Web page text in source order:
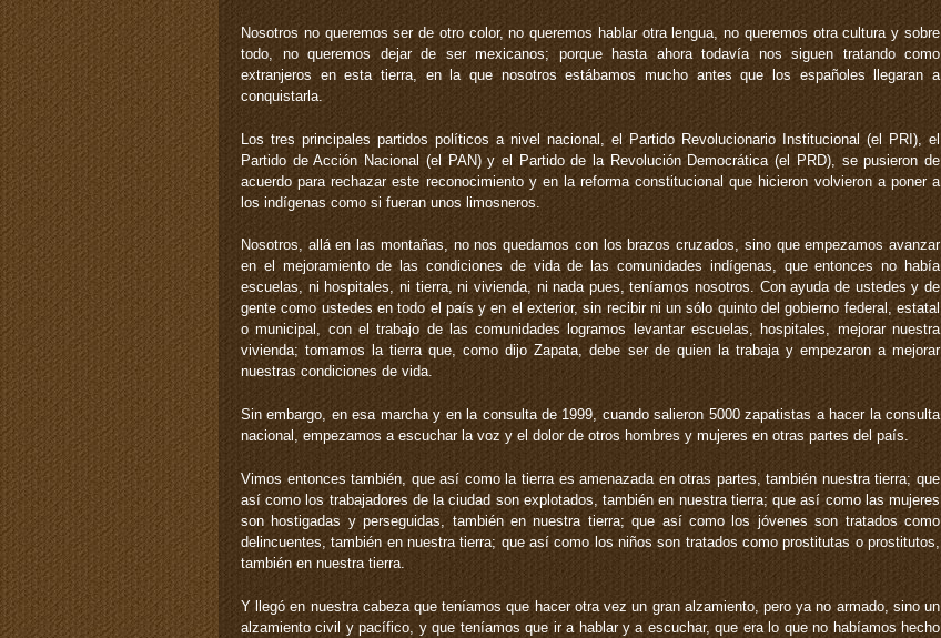
Nosotros no queremos ser de otro color, no queremos hablar otra lengua, no queremos otra cultura y sobre
todo, no queremos dejar de ser mexicanos; porque hasta ahora todavía nos siguen tratando como
extranjeros en esta tierra, en la que nosotros estábamos mucho antes que los españoles llegaran a
conquistarla.
Los tres principales partidos políticos a nivel nacional, el Partido Revolucionario Institucional (el PRI), el
Partido de Acción Nacional (el PAN) y el Partido de la Revolución Democrática (el PRD), se pusieron de
acuerdo para rechazar este reconocimiento y en la reforma constitucional que hicieron volvieron a poner a
los indígenas como si fueran unos limosneros.
Nosotros, allá en las montañas, no nos quedamos con los brazos cruzados, sino que empezamos avanzar
en el mejoramiento de las condiciones de vida de las comunidades indígenas, que entonces no había
escuelas, ni hospitales, ni tierra, ni vivienda, ni nada pues, teníamos nosotros. Con ayuda de ustedes y de
gente como ustedes en todo el país y en el exterior, sin recibir ni un sólo quinto del gobierno federal, estatal
o municipal, con el trabajo de las comunidades logramos levantar escuelas, hospitales, mejorar nuestra
vivienda; tomamos la tierra que, como dijo Zapata, debe ser de quien la trabaja y empezaron a mejorar
nuestras condiciones de vida.
Sin embargo, en esa marcha y en la consulta de 1999, cuando salieron 5000 zapatistas a hacer la consulta
nacional, empezamos a escuchar la voz y el dolor de otros hombres y mujeres en otras partes del país.
Vimos entonces también, que así como la tierra es amenazada en otras partes, también nuestra tierra; que
así como los trabajadores de la ciudad son explotados, también en nuestra tierra; que así como las mujeres
son hostigadas y perseguidas, también en nuestra tierra; que así como los jóvenes son tratados como
delincuentes, también en nuestra tierra; que así como los niños son tratados como prostitutas o prostitutos,
también en nuestra tierra.
Y llegó en nuestra cabeza que teníamos que hacer otra vez un gran alzamiento, pero ya no armado, sino un
alzamiento civil y pacífico, y que teníamos que ir a hablar y a escuchar, que era lo que no habíamos hecho